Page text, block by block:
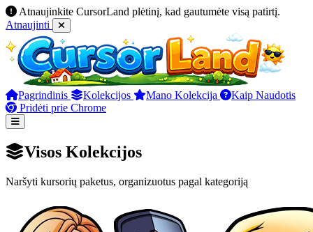
Atnaujinkite CursorLand plėtinį, kad gautumėte visą patirtį.
Atnaujinti
Pagrindinis Kolekcijos Mano Kolekcija
Kaip Naudotis
Pridėti prie Chrome
Visos Kolekcijos
Naršyti kursorių paketus, organizuotus pagal kategoriją